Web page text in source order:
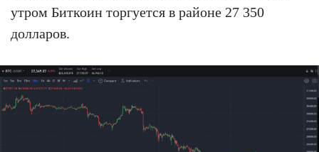
утром Биткоин торгуется в районе 27 350
долларов.